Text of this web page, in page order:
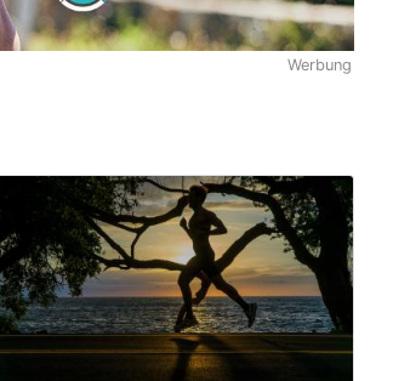
Werbung